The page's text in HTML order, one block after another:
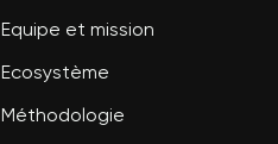
Equipe et mission
Ecosystème
Méthodologie